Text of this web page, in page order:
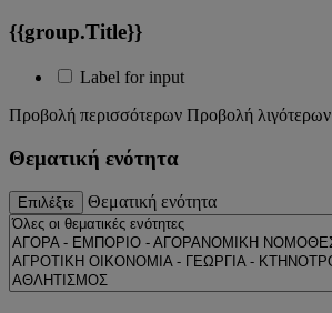
{{group.Title}}
Label for input
Προβολή περισσότερων Προβολή λιγότερων
Θεματική ενότητα
Επιλέξτε Θεματική ενότητα